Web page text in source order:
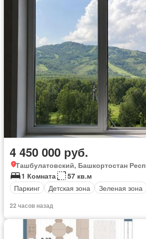
4 450 000 руб.
Ташбулатовский, Башкортостан Респ
1 Комната
57 кв.м
Паркинг
Детская зона Зеленая зона
22 часов назад